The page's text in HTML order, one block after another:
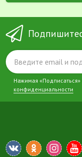
Нажимая
конфиденциальности